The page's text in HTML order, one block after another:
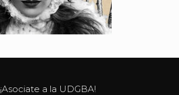
¡Asociate a la UDGBA!